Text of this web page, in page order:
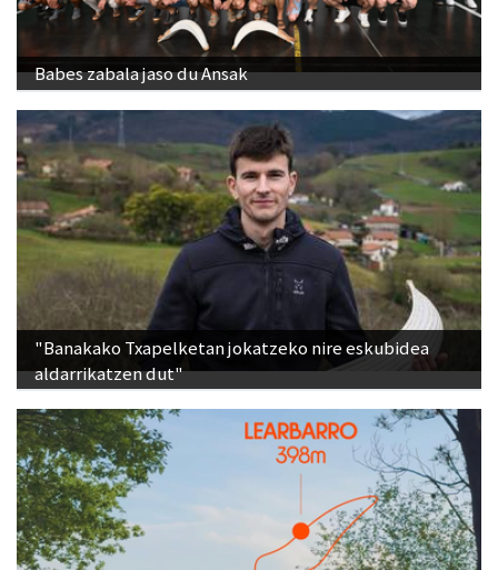
Babes zabala jaso du Ansak
"Banakako Txapelketan jokatzeko nire eskubidea
aldarrikatzen dut"